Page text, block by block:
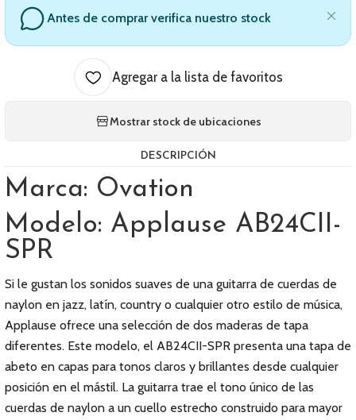
Antes de comprar verifica nuestro stock
Agregar a la lista de favoritos
Mostrar stock de ubicaciones
DESCRIPCIÓN
Marca: Ovation
Modelo: Applause AB24CII-
SPR
Si le gustan los sonidos suaves de una guitarra de cuerdas de
naylon en jazz, latín, country o cualquier otro estilo de música,
Applause ofrece una selección de dos maderas de tapa
diferentes. Este modelo, el AB24CII-SPR presenta una tapa de
abeto en capas para tonos claros y brillantes desde cualquier
posición en el mástil. La guitarra trae el tono único de las
cuerdas de naylon a un cuello estrecho construido para mayor